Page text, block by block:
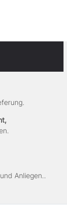
Anliegen..